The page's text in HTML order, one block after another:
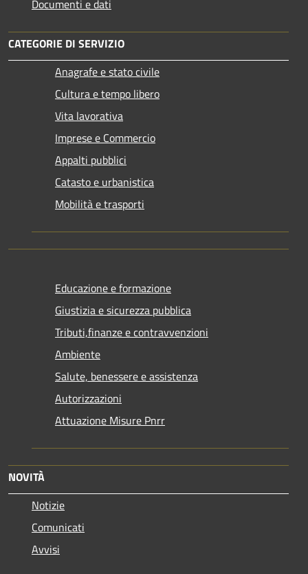
Documenti e dati
CATEGORIE DI SERVIZIO
Anagrafe e stato civile
Cultura e tempo libero
Vita lavorativa
Imprese e Commercio
Appalti pubblici
Catasto e urbanistica
Mobilità e trasporti
Educazione e formazione
Giustizia e sicurezza pubblica
Tributi,finanze e contravvenzioni
Ambiente
Salute, benessere e assistenza
Autorizzazioni
Attuazione Misure Pnrr
NOVITÀ
Notizie
Comunicati
Avvisi